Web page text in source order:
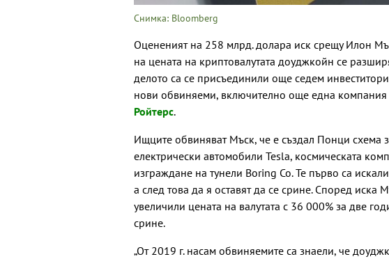
Снимка: Bloomberg
Оцененият на 258 млрд. долара иск срещу Илон
на цената на криптовалутата доуджкойн се
делото са се присъединили още седем
нови обвиняеми, включително още една компания
Ройтерс.
Ищците обвиняват Мъск, че е създал Понци схема
електрически автомобили Tesla, космическата
изграждане на тунели Boring Co. Те първо са
а след това да я оставят да се срине. Според иска
увеличили цената на валутата с 36 000% за две
срине.
„От 2019 г. насам обвиняемите са знаели, че